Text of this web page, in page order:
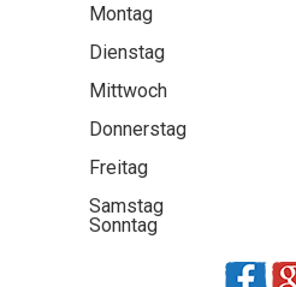
Montag
Dienstag
Mittwoch
Donnerstag
Freitag
Samstag
Sonntag